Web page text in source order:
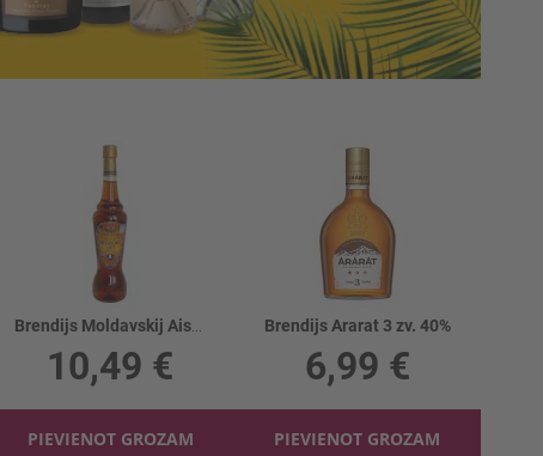
Brendijs Moldavskij Aist 38%
10,49 €
PIEVIENOT GROZAM
Brendijs Ararat 3 zv. 40%
6,99 €
PIEVIENOT GROZAM